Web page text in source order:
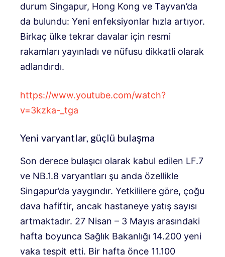
durum Singapur, Hong Kong ve Tayvan’da
da bulundu: Yeni enfeksiyonlar hızla artıyor.
Birkaç ülke tekrar davalar için resmi
rakamları yayınladı ve nüfusu dikkatli olarak
adlandırdı.
https://www.youtube.com/watch?
v=3kzka-_tga
Yeni varyantlar, güçlü bulaşma
Son derece bulaşıcı olarak kabul edilen LF.7
ve NB.1.8 varyantları şu anda özellikle
Singapur’da yaygındır. Yetkililere göre, çoğu
dava hafiftir, ancak hastaneye yatış sayısı
artmaktadır. 27 Nisan – 3 Mayıs arasındaki
hafta boyunca Sağlık Bakanlığı 14.200 yeni
vaka tespit etti. Bir hafta önce 11.100